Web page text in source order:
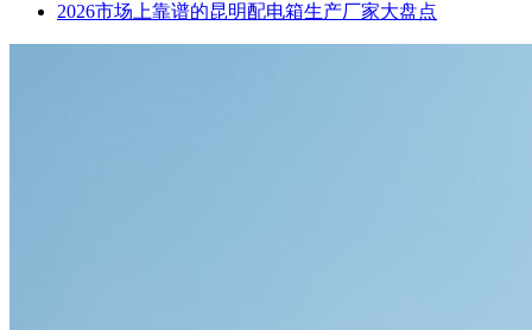
2026市场上靠谱的昆明配电箱生产厂家大盘点